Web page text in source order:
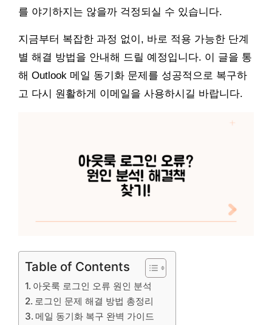
를 야기하지는 않을까 걱정되실 수 있습니다.
지금부터 복잡한 과정 없이, 바로 적용 가능한 단계
별 해결 방법을 안내해 드릴 예정입니다. 이 글을 통
해 Outlook 메일 동기화 문제를 성공적으로 복구하
고 다시 원활하게 이메일을 사용하시길 바랍니다.
Table of Contents
아웃룩 로그인 오류 원인 분석
로그인 문제 해결 방법 총정리
메일 동기화 복구 완벽 가이드